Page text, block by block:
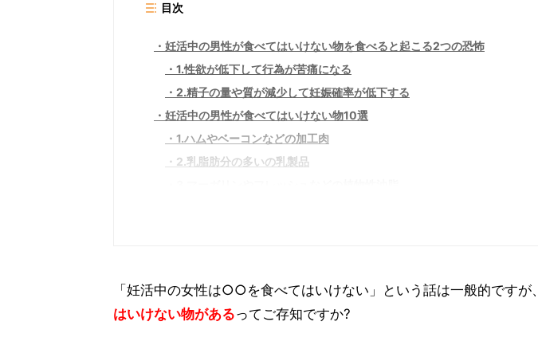
目次
妊活中の男性が食べてはいけない物を食べると起こる2つの恐怖
1.性欲が低下して行為が苦痛になる
2.精子の量や質が減少して妊娠確率が低下する
妊活中の男性が食べてはいけない物10選
1.ハムやベーコンなどの加工肉
2.乳脂肪分の多いの乳製品
8.清涼飲料水
9.ブラックコーヒーやお茶以外のカフェイン入り飲料
「妊活中の女性は○○を食べてはいけない」という話は一般的ですが、
はいけない物があるってご存知ですか?